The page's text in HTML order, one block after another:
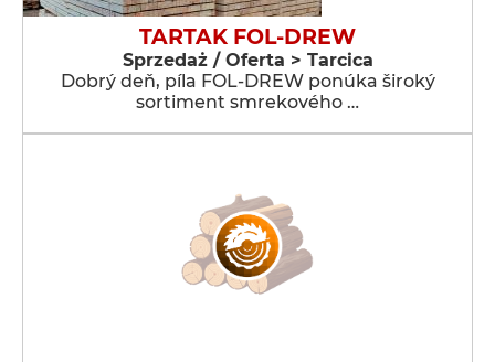
TARTAK FOL-DREW
Sprzedaż / Oferta > Tarcica
Dobrý deň, píla FOL-DREW ponúka široký
sortiment smrekového …